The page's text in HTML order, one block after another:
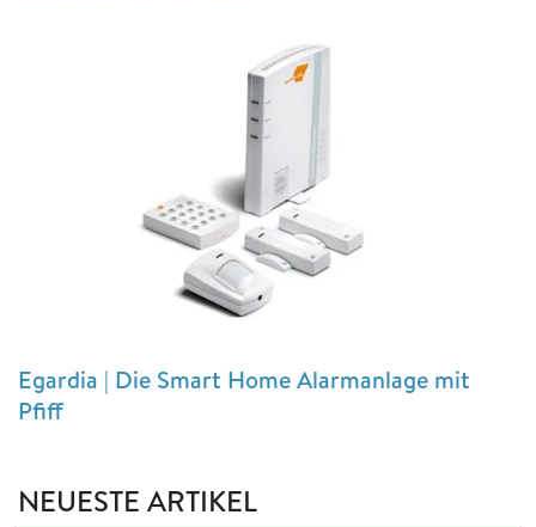
Egardia | Die Smart Home Alarmanlage mit
Pfiff
NEUESTE ARTIKEL